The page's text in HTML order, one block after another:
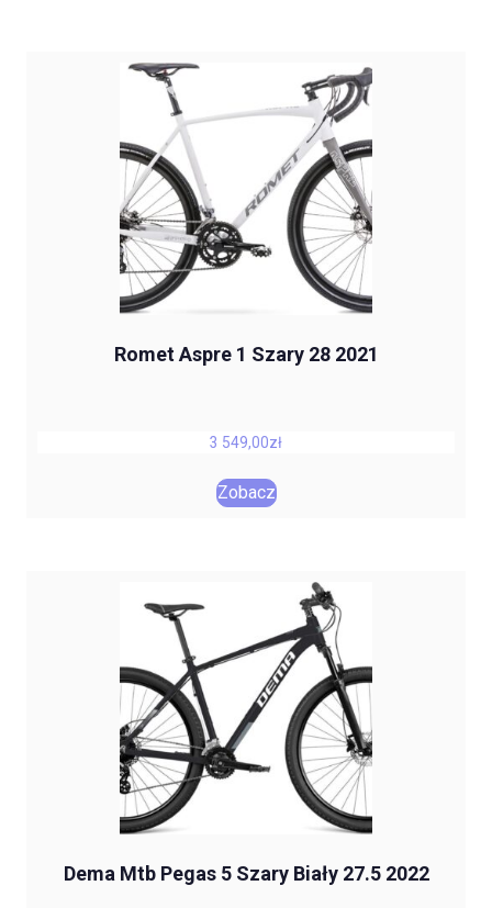
Romet Aspre 1 Szary 28 2021
3 549,00zł
Zobacz
Dema Mtb Pegas 5 Szary Biały 27.5 2022